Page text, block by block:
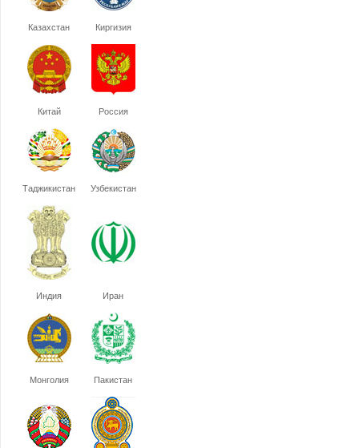
Казахстан Киргизия
Китай Россия
Таджикистан Узбекистан
Индия Иран
Монголия Пакистан